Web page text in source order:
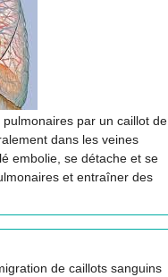
par un caillot de
dans les veines
embolie, se détache et se
et entraîner des
de caillots sanguins